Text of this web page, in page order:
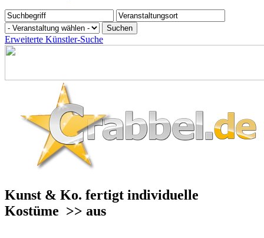
Erweiterte Künstler-Suche
Kunst & Ko. fertigt individuelle
Kostüme >> aus